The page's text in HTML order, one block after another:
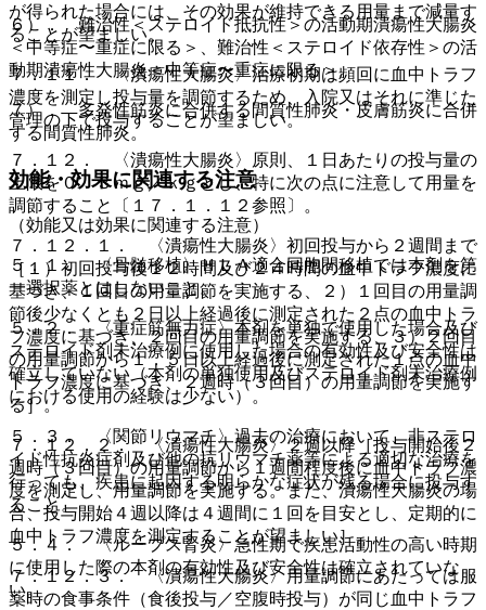
６）． 難治性＜ステロイド抵抗性＞の活動期潰瘍性大腸炎
＜中等症〜重症に限る＞、難治性＜ステロイド依存性＞の活
動期潰瘍性大腸炎＜中等症〜重症に限る＞。
７）． 多発性筋炎に合併する間質性肺炎・皮膚筋炎に合併
する間質性肺炎。
効能・効果に関連する注意
（効能又は効果に関連する注意）
５．１． 〈骨髄移植〉ＨＬＡ適合同胞間移植では本剤を第
一選択薬とはしないこと。
５．２． 〈重症筋無力症〉本剤を単独で使用した場合及び
ステロイド剤未治療例に使用した場合の有効性及び安全性は
確立していない（本剤の単独使用及びステロイド剤未治療例
における使用の経験は少ない）。
５．３． 〈関節リウマチ〉過去の治療において、非ステロ
イド性抗炎症剤及び他の抗リウマチ薬等による適切な治療を
行っても、疾患に起因する明らかな症状が残る場合に投与す
ること。
５．４． 〈ループス腎炎〉急性期で疾患活動性の高い時期
に使用した際の本剤の有効性及び安全性は確立されていな
い。
が得られた場合には、その効果が維持できる用量まで減量す
ることが望ましい。
７．１１． 〈潰瘍性大腸炎〉治療初期は頻回に血中トラフ
濃度を測定し投与量を調節するため、入院又はそれに準じた
管理の下で投与することが望ましい。
７．１２． 〈潰瘍性大腸炎〉原則、１日あたりの投与量の
上限を０．３ｍｇ／ｋｇとし、特に次の点に注意して用量を
調節すること〔１７．１．１２参照〕。
７．１２．１． 〈潰瘍性大腸炎〉初回投与から２週間まで
［１）初回投与後１２時間及び２４時間の血中トラフ濃度に
基づき、１回目の用量調節を実施する、２）１回目の用量調
節後少なくとも２日以上経過後に測定された２点の血中トラ
フ濃度に基づき、２回目の用量調節を実施する、３）２回目
の用量調節から１．５日以上経過後に測定された１点の血中
トラフ濃度に基づき、２週時（３回目）の用量調節を実施す
る］。
７．１２．２． 〈潰瘍性大腸炎〉２週以降［投与開始後２
週時（３回目）の用量調節から１週間程度後に血中トラフ濃
度を測定し、用量調節を実施する。また、潰瘍性大腸炎の場
合、投与開始４週以降は４週間に１回を目安とし、定期的に
血中トラフ濃度を測定することが望ましい］。
７．１２．３． 〈潰瘍性大腸炎〉用量調節にあたっては服
薬時の食事条件（食後投与／空腹時投与）が同じ血中トラフ